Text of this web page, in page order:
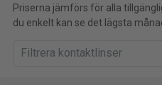
Priserna jämförs för alla
du enkelt kan se det lägsta